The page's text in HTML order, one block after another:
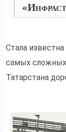
Стала
самых
Татарстана